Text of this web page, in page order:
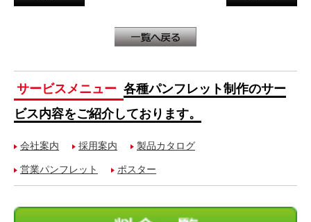
サービスメニュー 各種パンフレット制作のサー
ビス内容をご紹介しております。
会社案内 採用案内 製品カタログ
営業パンフレット ポスター